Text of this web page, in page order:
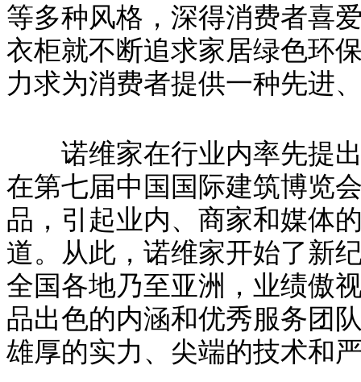
等多种风格，深得消费者喜
衣柜就不断追求家居绿色环
力求为消费者提供一种先进
诺维家在行业内率先提出
在第七届中国国际建筑博览
品，引起业内、商家和媒体
道。从此，诺维家开始了新
全国各地乃至亚洲，业绩傲
品出色的内涵和优秀服务团
雄厚的实力、尖端的技术和